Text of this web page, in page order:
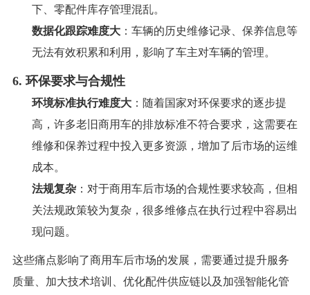
下、零配件库存管理混乱。
数据化跟踪难度大：车辆的历史维修记录、保养信息等
无法有效积累和利用，影响了车主对车辆的管理。
6. 环保要求与合规性
环境标准执行难度大：随着国家对环保要求的逐步提
高，许多老旧商用车的排放标准不符合要求，这需要在
维修和保养过程中投入更多资源，增加了后市场的运维
成本。
法规复杂：对于商用车后市场的合规性要求较高，但相
关法规政策较为复杂，很多维修点在执行过程中容易出
现问题。
这些痛点影响了商用车后市场的发展，需要通过提升服务
质量、加大技术培训、优化配件供应链以及加强智能化管